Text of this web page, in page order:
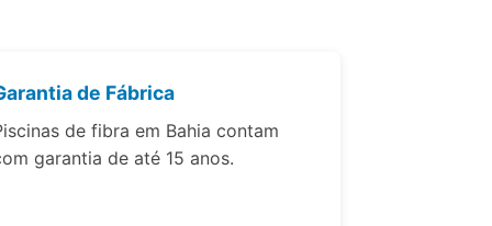
de Fábrica
de fibra em Bahia contam
garantia de até 15 anos.